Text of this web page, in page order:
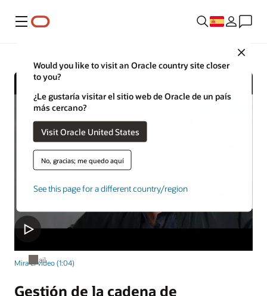
Menú
Close
Would you like to visit an Oracle country site closer
to you?
¿Le gustaría visitar el sitio web de Oracle de un país
más cercano?
Visit Oracle United States
No, gracias; me quedo aquí
See this page for a different country/region
Retail
Gestión de la cadena de
Mira el video (1:04)